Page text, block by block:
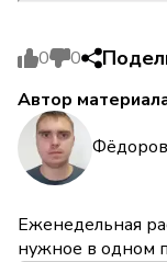
0 0
Автор
Еженедельная
нужное в одном